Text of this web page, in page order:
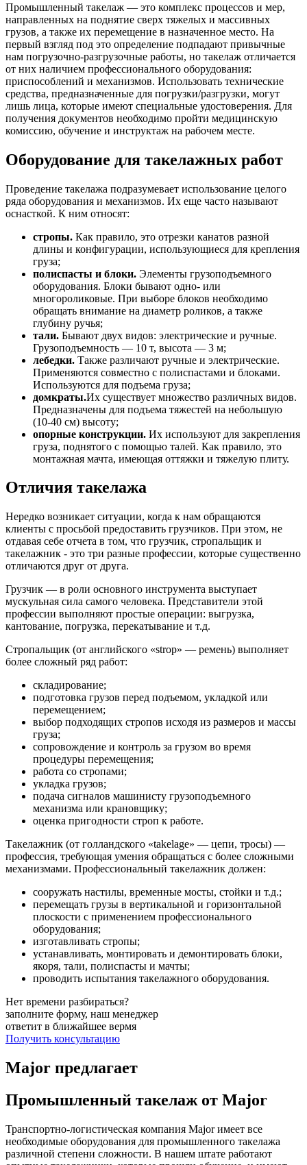
Промышленный такелаж — это комплекс процессов и мер,
направленных на поднятие сверх тяжелых и массивных
грузов, а также их перемещение в назначенное место. На
первый взгляд под это определение подпадают привычные
нам погрузочно-разгрузочные работы, но такелаж отличается
от них наличием профессионального оборудования:
приспособлений и механизмов. Использовать технические
средства, предназначенные для погрузки/разгрузки, могут
лишь лица, которые имеют специальные удостоверения. Для
получения документов необходимо пройти медицинскую
комиссию, обучение и инструктаж на рабочем месте.
Оборудование для такелажных работ
Проведение такелажа подразумевает использование целого
ряда оборудования и механизмов. Их еще часто называют
оснасткой. К ним относят:
стропы. Как правило, это отрезки канатов разной
длины и конфигурации, использующиеся для крепления
груза;
полиспасты и блоки. Элементы грузоподъемного
оборудования. Блоки бывают одно- или
многороликовые. При выборе блоков необходимо
обращать внимание на диаметр роликов, а также
глубину ручья;
тали. Бывают двух видов: электрические и ручные.
Грузоподъемность — 10 т, высота — 3 м;
лебедки. Также различают ручные и электрические.
Применяются совместно с полиспастами и блоками.
Используются для подъема груза;
домкраты.Их существует множество различных видов.
Предназначены для подъема тяжестей на небольшую
(10-40 см) высоту;
опорные конструкции. Их используют для закрепления
груза, поднятого с помощью талей. Как правило, это
монтажная мачта, имеющая оттяжки и тяжелую плиту.
Отличия такелажа
Нередко возникает ситуации, когда к нам обращаются
клиенты с просьбой предоставить грузчиков. При этом, не
отдавая себе отчета в том, что грузчик, стропальщик и
такелажник - это три разные профессии, которые существенно
отличаются друг от друга.
Грузчик — в роли основного инструмента выступает
мускульная сила самого человека. Представители этой
профессии выполняют простые операции: выгрузка,
кантование, погрузка, перекатывание и т.д.
Стропальщик (от английского «strop» — ремень) выполняет
более сложный ряд работ:
складирование;
подготовка грузов перед подъемом, укладкой или
перемещением;
выбор подходящих стропов исходя из размеров и массы
груза;
сопровождение и контроль за грузом во время
процедуры перемещения;
работа со стропами;
укладка грузов;
подача сигналов машинисту грузоподъемного
механизма или крановщику;
оценка пригодности строп к работе.
Такелажник (от голландского «takelage» — цепи, тросы) —
профессия, требующая умения обращаться с более сложными
механизмами. Профессиональный такелажник должен:
сооружать настилы, временные мосты, стойки и т.д.;
перемещать грузы в вертикальной и горизонтальной
плоскости с применением профессионального
оборудования;
изготавливать стропы;
устанавливать, монтировать и демонтировать блоки,
якоря, тали, полиспасты и мачты;
проводить испытания такелажного оборудования.
Нет времени разбираться?
заполните форму, наш менеджер
ответит в ближайшее вермя
Получить консультацию
Major предлагает
Промышленный такелаж от Major
Транспортно-логистическая компания Major имеет все
необходимые оборудования для промышленного такелажа
различной степени сложности. В нашем штате работают